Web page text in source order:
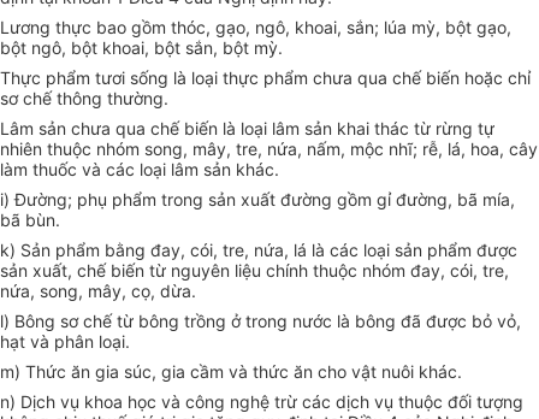
Lương thực bao gồm thóc, gạo, ngô, khoai, sắn; lúa mỳ, bột gạo,
bột ngô, bột khoai, bột sắn, bột mỳ.
Thực phẩm tươi sống là loại thực phẩm chưa qua chế biến hoặc chỉ
sơ chế thông thường.
Lâm sản chưa qua chế biến là loại lâm sản khai thác từ rừng tự
nhiên thuộc nhóm song, mây, tre, nứa, nấm, mộc nhĩ; rễ, lá, hoa, cây
làm thuốc và các loại lâm sản khác.
i) Đường; phụ phẩm trong sản xuất đường gồm gỉ đường, bã mía,
bã bùn.
k) Sản phẩm bằng đay, cói, tre, nứa, lá là các loại sản phẩm được
sản xuất, chế biến từ nguyên liệu chính thuộc nhóm đay, cói, tre,
nứa, song, mây, cọ, dừa.
l) Bông sơ chế từ bông trồng ở trong nước là bông đã được bỏ vỏ,
hạt và phân loại.
m) Thức ăn gia súc, gia cầm và thức ăn cho vật nuôi khác.
n) Dịch vụ khoa học và công nghệ trừ các dịch vụ thuộc đối tượng